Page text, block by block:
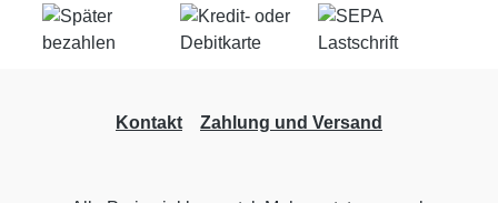
Kontakt Zahlung und Versand